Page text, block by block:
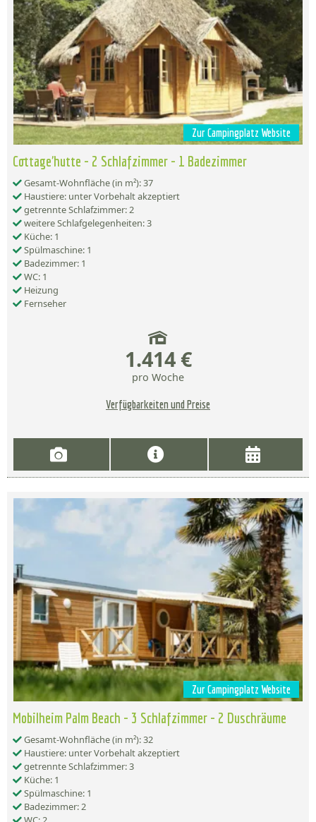
Zur Campingplatz Website
Cottage'hutte - 2 Schlafzimmer - 1 Badezimmer
Gesamt-Wohnfläche (in m²): 37
Haustiere: unter Vorbehalt akzeptiert
getrennte Schlafzimmer: 2
weitere Schlafgelegenheiten: 3
Küche: 1
Spülmaschine: 1
Badezimmer: 1
WC: 1
Heizung
Fernseher
1.414 €
pro Woche
Verfügbarkeiten und Preise
Zur Campingplatz Website
Mobilheim Palm Beach - 3 Schlafzimmer - 2 Duschräume
Gesamt-Wohnfläche (in m²): 32
Haustiere: unter Vorbehalt akzeptiert
getrennte Schlafzimmer: 3
Küche: 1
Spülmaschine: 1
Badezimmer: 2